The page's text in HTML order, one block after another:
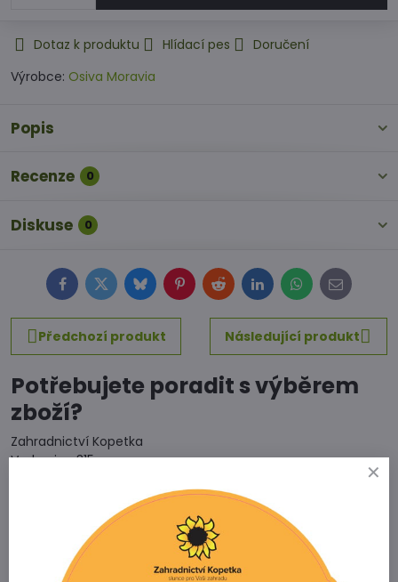
Dotaz k produktu Hlídací pes
Doručení
Výrobce: Osiva Moravia
Popis
Recenze 0
Diskuse 0
FacebookTwitterBlueskyPinterestRedditLinkedInWhatsApp
E-
mail
Předchozí produkt
Následující produkt
Potřebujete poradit s výběrem
zboží?
Zahradnictví Kopetka
Vedrovice 315
Telefon
+420 731 103 985
Prodejna